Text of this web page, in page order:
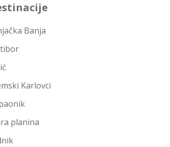
Banja
Karlovci
planina